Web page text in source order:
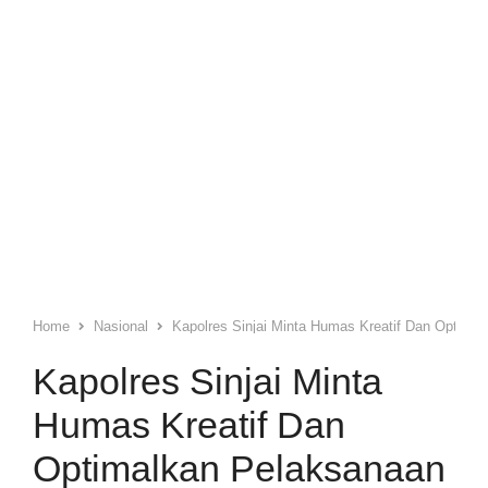
Home Nasional Kapolres Sinjai Minta Humas Kreatif Dan
Kapolres Sinjai Minta
Humas Kreatif Dan
Optimalkan Pelaksanaan